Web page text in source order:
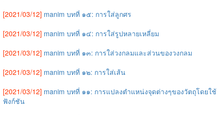
[2021/03/12] manim บทที่ ๑๕: การใส่ลูกศร
[2021/03/12] manim บทที่ ๑๔: การใส่รูปหลายเหลี่ยม
[2021/03/12] manim บทที่ ๑๓: การใส่วงกลมและส่วนของวงกลม
[2021/03/12] manim บทที่ ๑๒: การใส่เส้น
[2021/03/12] manim บทที่ ๑๑: การแปลงตำแหน่งจุดต่างๆของวัตถุโดยใช้
ฟังก์ชัน